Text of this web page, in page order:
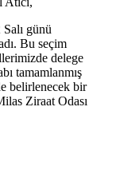
günü
Bu seçim
delege
tamamlanmış
belirlenecek bir
Ziraat Odası